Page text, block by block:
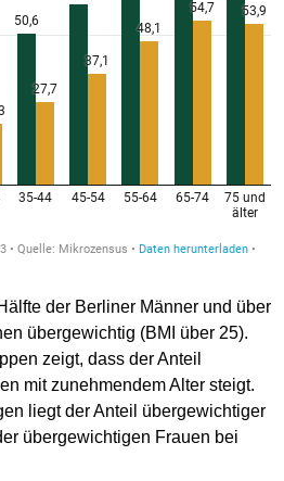
der Berliner Männer und über
übergewichtig (BMI über 25).
zeigt, dass der Anteil
mit zunehmendem Alter steigt.
liegt der Anteil übergewichtiger
übergewichtigen Frauen bei